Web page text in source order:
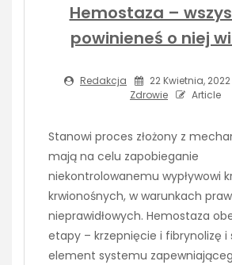
Hemostaza –
powinieneś o niej
Redakcja 22 Kwietnia, 2022
Zdrowie
Article
Stanowi proces złożony z
mają na celu zapobieganie
niekontrolowanemu wypływowi
krwionośnych, w warunkach
nieprawidłowych. Hemostaza
etapy – krzepnięcie i fibrynolizę i
element systemu